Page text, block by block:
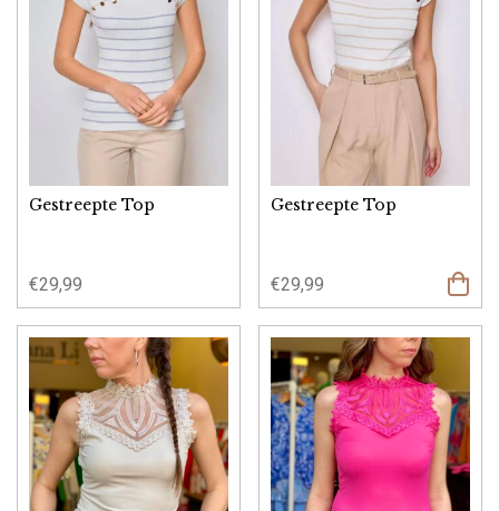
Gestreepte Top
€29,99
Gestreepte Top
€29,99
Opties